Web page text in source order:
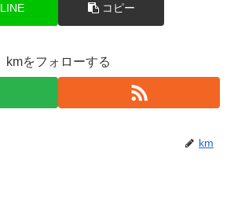
LINE コピー
kmをフォローする
km